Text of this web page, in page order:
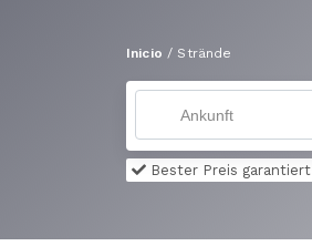
Inicio / Strände
Bester Preis garantiert